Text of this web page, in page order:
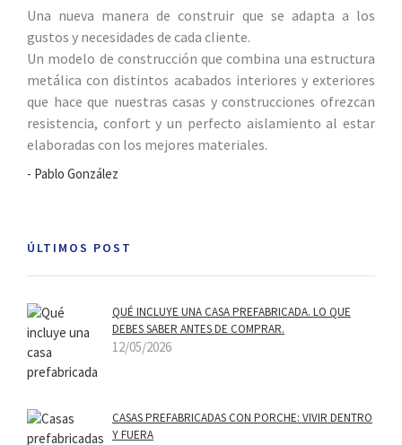
Una nueva manera de construir que se adapta a los
gustos y necesidades de cada cliente.
Un modelo de construcción que combina una estructura
metálica con distintos acabados interiores y exteriores
que hace que nuestras casas y construcciones ofrezcan
resistencia, confort y un perfecto aislamiento al estar
elaboradas con los mejores materiales.
- Pablo González
ÚLTIMOS POST
QUÉ INCLUYE UNA CASA PREFABRICADA. LO QUE
DEBES SABER ANTES DE COMPRAR.
12/05/2026
CASAS PREFABRICADAS CON PORCHE: VIVIR DENTRO
Y FUERA